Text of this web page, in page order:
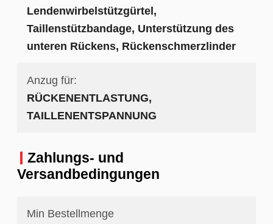
Lendenwirbelstützgürtel,
Taillenstützbandage, Unterstützung des
unteren Rückens, Rückenschmerzlinder
Anzug für:
RÜCKENENTLASTUNG,
TAILLENENTSPANNUNG
Zahlungs- und
Versandbedingungen
Min Bestellmenge